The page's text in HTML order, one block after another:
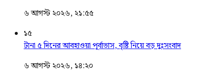
৬ আগস্ট ২০২৬, ২১:৫৫
১৫
টানা ৫ দিনের আবহাওয়া পূর্বাভাস, বৃষ্টি নিয়ে বড় দুঃসংবাদ
৬ আগস্ট ২০২৬, ১৪:২০